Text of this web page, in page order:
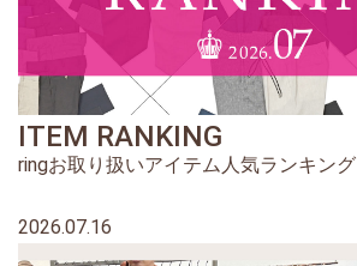
ITEM RANKING
ringお取り扱いアイテム人気ランキング
2026.07.16